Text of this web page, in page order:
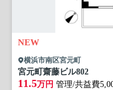
NEW
横浜市南区宮元町
宮元町齋藤ビル802
11.5万円 管理/共益費